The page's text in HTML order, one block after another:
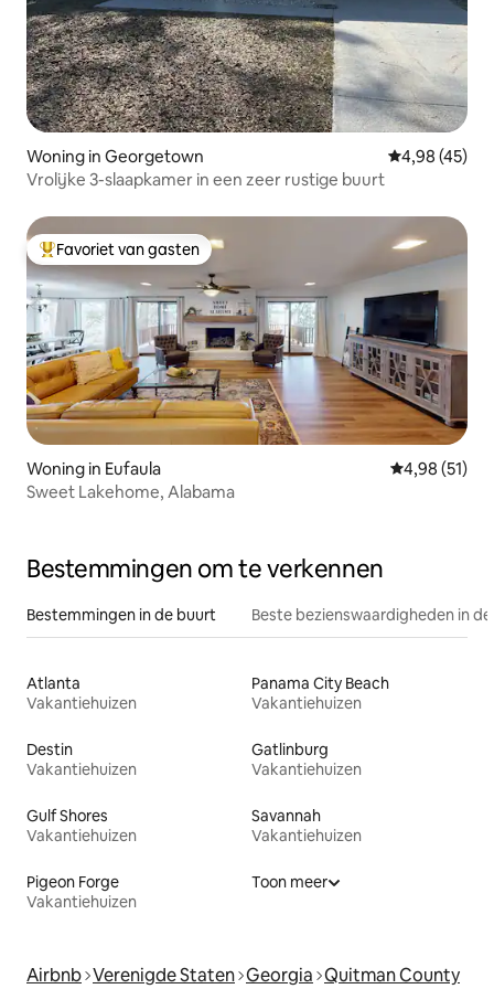
Woning in Georgetown Gemiddelde
4,98 (45)
Vrolijke 3-slaapkamer in een zeer rustige buurt
Topfavoriet van gasten
Favoriet van gasten
Woning in Eufaula Gemiddelde
4,98 (51)
Sweet Lakehome, Alabama
Bestemmingen om te verkennen
Bestemmingen in de buurt Beste bezienswaardigheden in
Atlanta
Vakantiehuizen
Panama City Beach
Vakantiehuizen
Destin
Vakantiehuizen
Gatlinburg
Vakantiehuizen
Gulf Shores
Vakantiehuizen
Savannah
Vakantiehuizen
Pigeon Forge
Vakantiehuizen
Toon meer
Airbnb Verenigde Staten Georgia Quitman County